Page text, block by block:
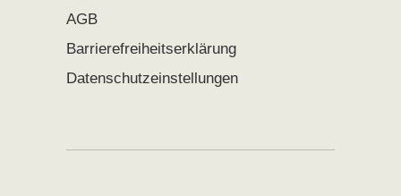
AGB
Barrierefreiheitserklärung
Datenschutzeinstellungen